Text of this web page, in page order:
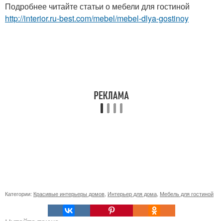
Подробнее читайте статьи о мебели для гостиной
http://interior.ru-best.com/mebel/mebel-dlya-gostinoy
Категории: Красивые интерьеры домов Интерьер для дома Мебель для гостиной